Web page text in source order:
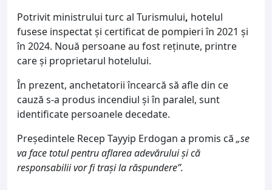
Potrivit ministrului turc al Turismului, hotelul
fusese inspectat şi certificat de pompieri în 2021 şi
în 2024. Nouă persoane au fost reținute, printre
care și proprietarul hotelului.
În prezent, anchetatorii încearcă să afle din ce
cauză s-a produs incendiul și în paralel, sunt
identificate persoanele decedate.
Preşedintele Recep Tayyip Erdogan a promis că „se
va face totul pentru aflarea adevărului și că
responsabilii vor fi trași la răspundere”.